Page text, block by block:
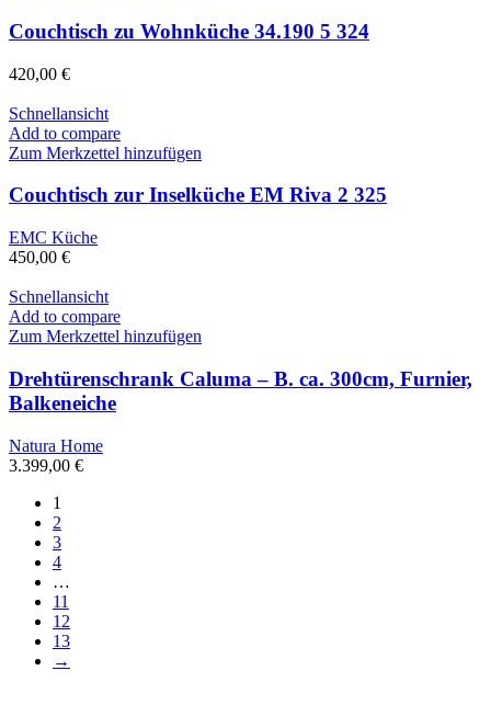
Couchtisch zu Wohnküche 34.190 5 324
420,00 €
Schnellansicht
Add to compare
Zum Merkzettel hinzufügen
Couchtisch zur Inselküche EM Riva 2 325
EMC Küche
450,00 €
Schnellansicht
Add to compare
Zum Merkzettel hinzufügen
Drehtürenschrank Caluma – B. ca. 300cm, Furnier,
Balkeneiche
Natura Home
3.399,00 €
1
2
3
4
…
11
12
13
→